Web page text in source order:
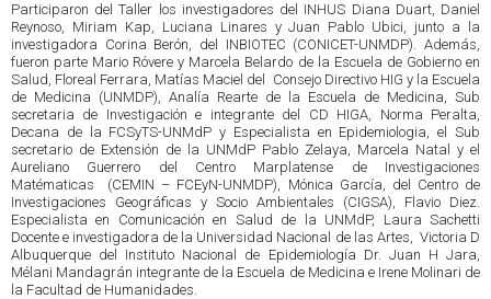
Participaron del Taller los investigadores del INHUS Diana Duart, Daniel
Reynoso, Miriam Kap, Luciana Linares y Juan Pablo Ubici, junto a la
investigadora Corina Berón, del INBIOTEC (CONICET-UNMDP). Además,
fueron parte Mario Róvere y Marcela Belardo de la Escuela de Gobierno en
Salud, Floreal Ferrara, Matías Maciel del Consejo Directivo HIG y la Escuela
de Medicina (UNMDP), Analía Rearte de la Escuela de Medicina, Sub
secretaria de Investigación e integrante del CD HIGA, Norma Peralta,
Decana de la FCSyTS-UNMdP y Especialista en Epidemiologia, el Sub
secretario de Extensión de la UNMdP Pablo Zelaya, Marcela Natal y el
Aureliano Guerrero del Centro Marplatense de Investigaciones
Matématicas (CEMIN – FCEyN-UNMDP), Mónica García, del Centro de
Investigaciones Geográficas y Socio Ambientales (CIGSA), Flavio Diez.
Especialista en Comunicación en Salud de la UNMdP, Laura Sachetti
Docente e investigadora de la Universidad Nacional de las Artes, Victoria D
Albuquerque del Instituto Nacional de Epidemiología Dr. Juan H Jara,
Mélani Mandagrán integrante de la Escuela de Medicina e Irene Molinari de
la Facultad de Humanidades.